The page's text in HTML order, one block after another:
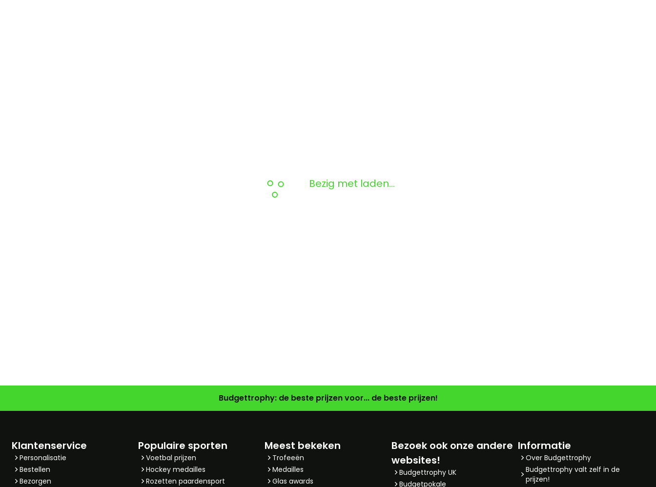
Bezig met laden...
Budgettrophy: de beste prijzen voor... de beste prijzen!
Klantenservice
Personalisatie
Bestellen
Bezorgen
Populaire sporten
Voetbal prijzen
Hockey medailles
Rozetten paardensport
Meest bekeken
Trofeeën
Medailles
Glas awards
Bezoek ook onze andere
websites!
Budgettrophy UK
Budgetpokale
Informatie
Over Budgettrophy
Budgettrophy valt zelf in de
prijzen!